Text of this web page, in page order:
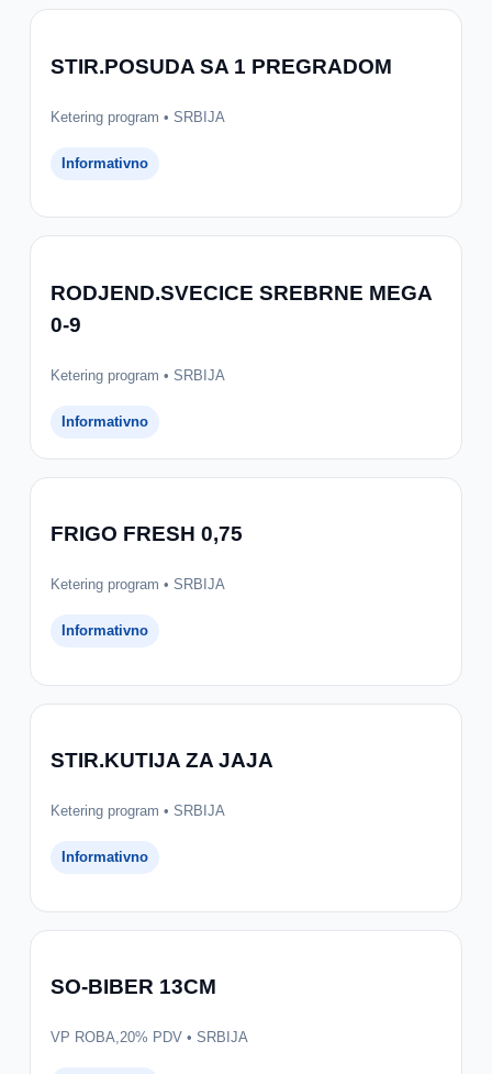
STIR.POSUDA SA 1 PREGRADOM
Ketering program • SRBIJA
Informativno
RODJEND.SVECICE SREBRNE MEGA
0-9
Ketering program • SRBIJA
Informativno
FRIGO FRESH 0,75
Ketering program • SRBIJA
Informativno
STIR.KUTIJA ZA JAJA
Ketering program • SRBIJA
Informativno
SO-BIBER 13CM
VP ROBA,20% PDV • SRBIJA